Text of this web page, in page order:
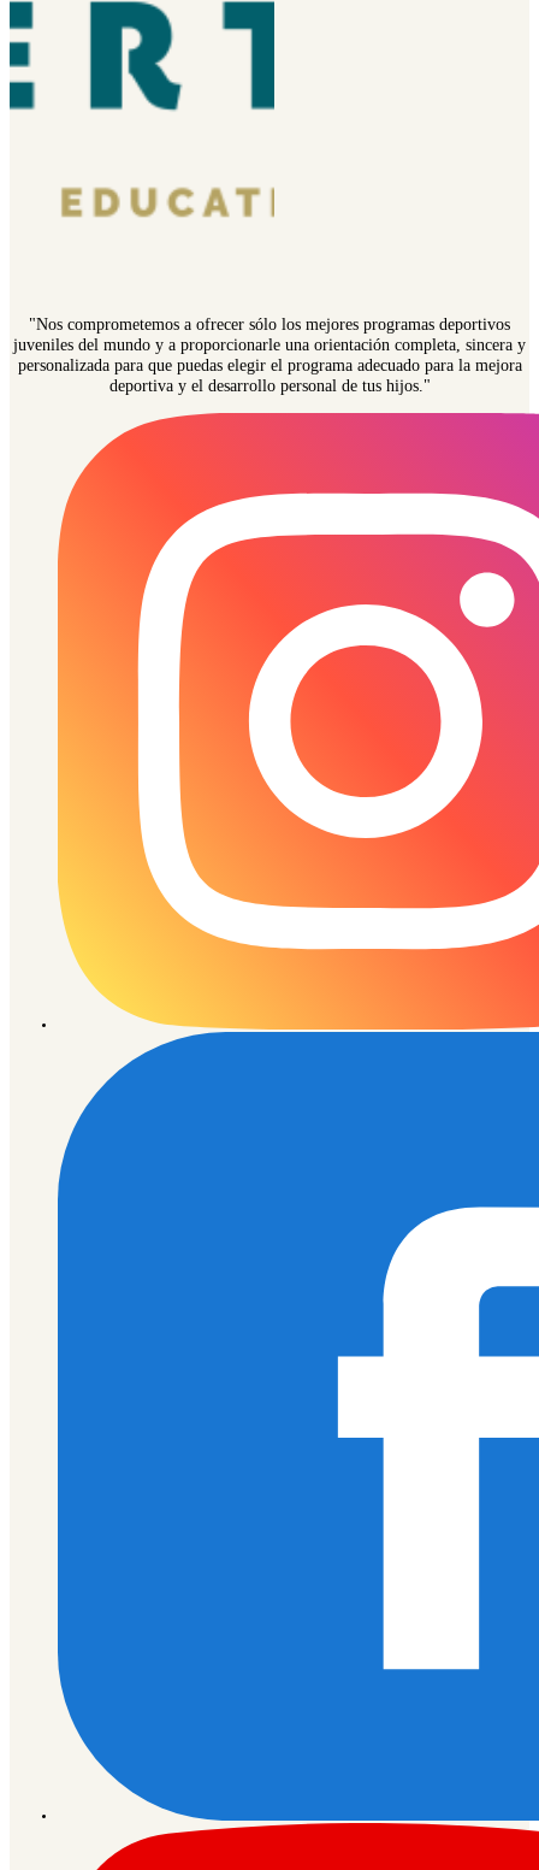
"Nos comprometemos a ofrecer sólo los mejores programas deportivos
juveniles del mundo y a proporcionarle una orientación completa, sincera y
personalizada para que puedas elegir el programa adecuado para la mejora
deportiva y el desarrollo personal de tus hijos."